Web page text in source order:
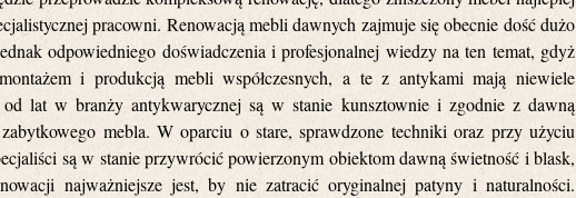
pracowni. Renowacją mebli dawnych zajmuje się obecnie dość dużo
odpowiedniego doświadczenia i profesjonalnej wiedzy na ten temat, gdyż
i produkcją mebli współczesnych, a te z antykami mają niewiele
od lat w branży antykwarycznej są w stanie kunsztownie i zgodnie z dawną
mebla. W oparciu o stare, sprawdzone techniki oraz przy użyciu
są w stanie przywrócić powierzonym obiektom dawną świetność i blask,
najważniejsze jest, by nie zatracić oryginalnej patyny i naturalności.